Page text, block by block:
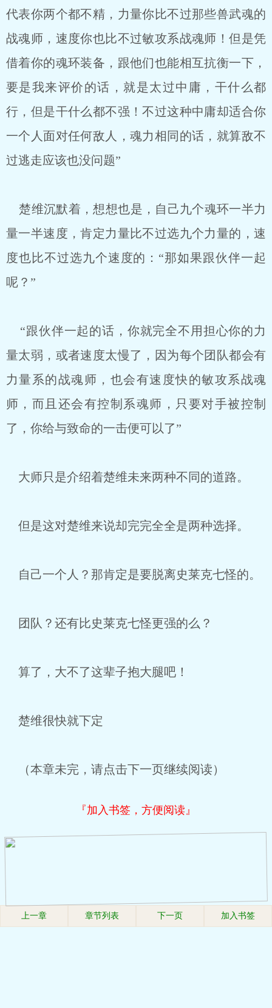
代表你两个都不精，力量你比不过那些兽武魂的
战魂师，速度你也比不过敏攻系战魂师！但是凭
借着你的魂环装备，跟他们也能相互抗衡一下，
要是我来评价的话，就是太过中庸，干什么都
行，但是干什么都不强！不过这种中庸却适合你
一个人面对任何敌人，魂力相同的话，就算敌不
过逃走应该也没问题”
楚维沉默着，想想也是，自己九个魂环一半力
量一半速度，肯定力量比不过选九个力量的，速
度也比不过选九个速度的：“那如果跟伙伴一起
呢？”
“跟伙伴一起的话，你就完全不用担心你的力
量太弱，或者速度太慢了，因为每个团队都会有
力量系的战魂师，也会有速度快的敏攻系战魂
师，而且还会有控制系魂师，只要对手被控制
了，你给与致命的一击便可以了”
大师只是介绍着楚维未来两种不同的道路。
但是这对楚维来说却完完全全是两种选择。
自己一个人？那肯定是要脱离史莱克七怪的。
团队？还有比史莱克七怪更强的么？
算了，大不了这辈子抱大腿吧！
楚维很快就下定
（本章未完，请点击下一页继续阅读）
『加入书签，方便阅读』
上一章 章节列表 下一页 加入书签